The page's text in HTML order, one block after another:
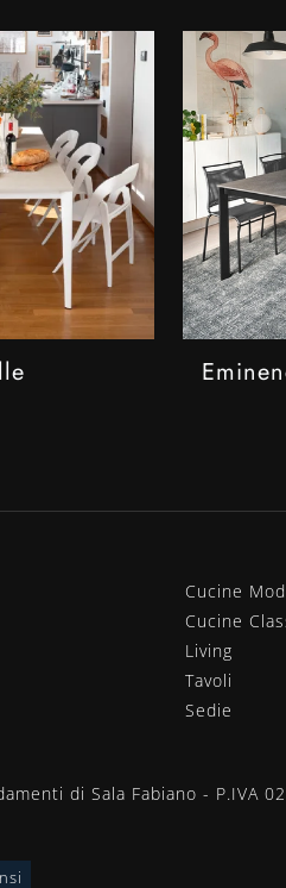
Cucine
Cucine
Living
Tavoli
Sedie
di Sala Fabiano - P.IVA